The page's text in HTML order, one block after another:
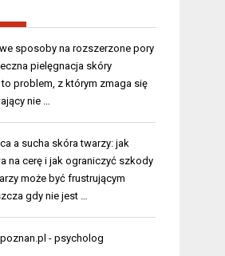
sposoby na rozszerzone pory
pielęgnacja skóry
problem, z którym zmaga się
nie …
a sucha skóra twarzy: jak
na cerę i jak ograniczyć szkody
może być frustrującym
gdy nie jest …
-psycholog